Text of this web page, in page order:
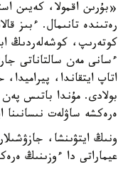
«بۇرىن اقمولا، كەيىن
رەتىندە تانىمال. ءبىز
كوتەرىپ، كوشەلەردىڭ
ءسانى مەن سالتاناتى
اتاپ ايتقاندا،
بولادى. مۇندا باتىس
ەرەكشە ساۋلەت
ونىڭ ايتۋىنشا،
عيماراتى دا ءوزىنىڭ